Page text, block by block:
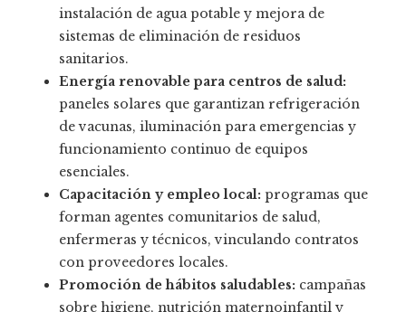
instalación de agua potable y mejora de
sistemas de eliminación de residuos
sanitarios.
Energía renovable para centros de salud:
paneles solares que garantizan refrigeración
de vacunas, iluminación para emergencias y
funcionamiento continuo de equipos
esenciales.
Capacitación y empleo local: programas que
forman agentes comunitarios de salud,
enfermeras y técnicos, vinculando contratos
con proveedores locales.
Promoción de hábitos saludables: campañas
sobre higiene, nutrición maternoinfantil y